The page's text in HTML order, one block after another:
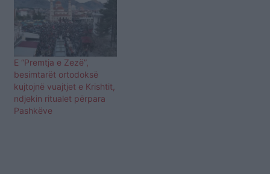
E “Premtja e Zezë”,
besimtarët ortodoksë
kujtojnë vuajtjet e Krishtit,
ndjekin ritualet përpara
Pashkëve